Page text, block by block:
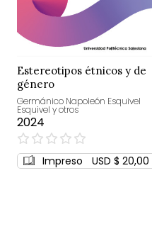
Estereotipos étnicos y de
género
Germánico Napoleón Esquivel
Esquivel y otros
2024
0%
Impreso USD $ 20,00